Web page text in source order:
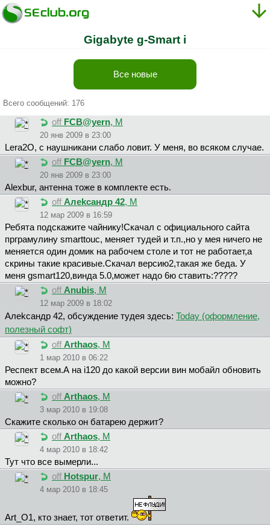
Gigabyte g-Smart i
Все новые
Всего сообщений: 176
off FCB@yern, М
20 янв 2009 в 23:00
Lera2O, с наушникани слабо ловит. У меня, во всяком случае.
off FCB@yern, М
20 янв 2009 в 23:00
Alexbur, антенна тоже в комплекте есть.
off Aлekcaндp 42, М
12 мар 2009 в 16:59
Ребята подскажите чайнику!Скачал с официального сайта
прграмулину smarttouc, меняет тудей и т.п.,но у мея ничего не
меняется один домик на рабочем столе и тот не работает,а
скрины такие красивые.Скачал версию2,такая же беда. У
меня gsmart120,винда 5.0,может надо 6ю ставить:?????
off Anubis, М
12 мар 2009 в 18:02
Aлekcaндp 42, обсуждение тудея здесь: Today (оформление,
полезный софт)
off Arthaos, М
1 мар 2010 в 06:22
Респект всем.А на i120 до какой версии вин мобайл обновить
можно?
off Arthaos, М
3 мар 2010 в 19:08
Скажите сколько он батарею держит?
off Arthaos, М
4 мар 2010 в 18:42
Тут что все вымерли...
off Hotspur, М
4 мар 2010 в 18:45
Art_O1, кто знает, тот ответит.